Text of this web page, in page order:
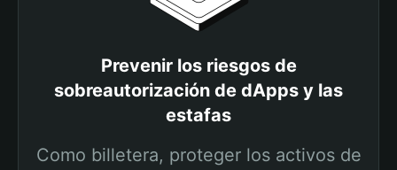
Prevenir los riesgos de
sobreautorización de dApps y las
estafas
Como billetera, proteger los activos de